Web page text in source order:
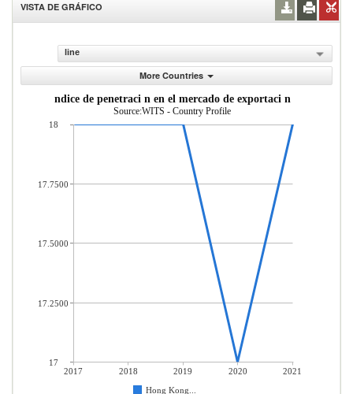
VISTA DE GRÁFICO
line
More Countries
ndice de penetraci n en el mercado de exportaci n
Source:WITS - Country Profile
2017 2018 2019 2020
2021
Hong Kong...
18
17.7500
17.5000
17.2500
17